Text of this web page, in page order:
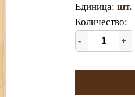
Единица: шт.
Количество:
- +